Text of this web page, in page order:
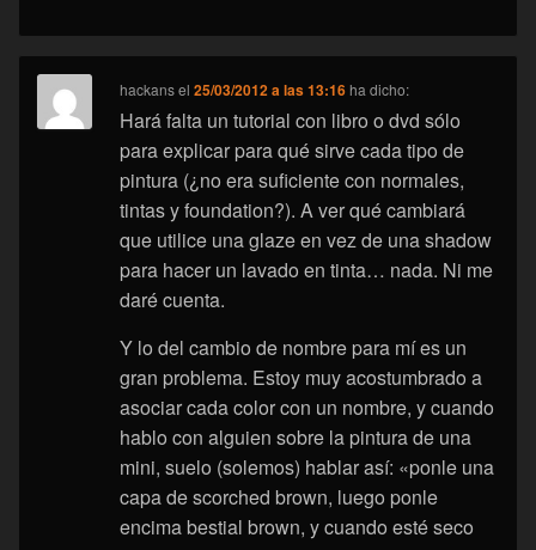
hackansel25/03/2012 a las 13:16 ha dicho:
Hará falta un tutorial con libro o dvd sólo
para explicar para qué sirve cada tipo de
pintura (¿no era suficiente con normales,
tintas y foundation?). A ver qué cambiará
que utilice una glaze en vez de una shadow
para hacer un lavado en tinta… nada. Ni me
daré cuenta.
Y lo del cambio de nombre para mí es un
gran problema. Estoy muy acostumbrado a
asociar cada color con un nombre, y cuando
hablo con alguien sobre la pintura de una
mini, suelo (solemos) hablar así: «ponle una
capa de scorched brown, luego ponle
encima bestial brown, y cuando esté seco